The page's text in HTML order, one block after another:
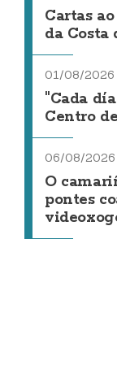
Cartas
da Costa
01/08/2026
"Cada
Centro
06/08/2026
O
pontes